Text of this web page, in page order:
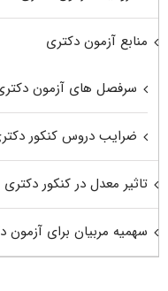
منابع آزمون دکتری
سرفصل های آزمون
ضرایب دروس کنکور
تاثیر معدل در کنکور دکتری
سهمیه مربیان برای آزمون